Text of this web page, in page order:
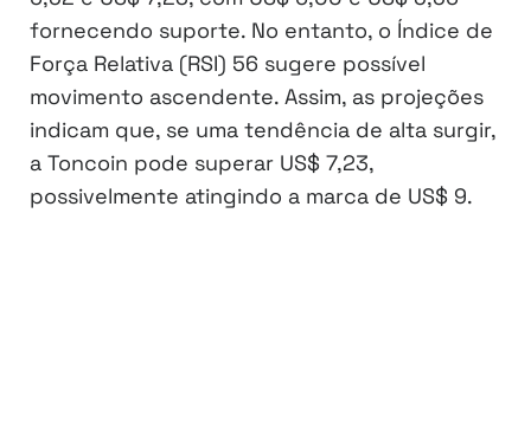
fornecendo suporte. No entanto, o Índice de
Força Relativa (RSI) 56 sugere possível
movimento ascendente. Assim, as projeções
indicam que, se uma tendência de alta surgir,
a Toncoin pode superar US$ 7,23,
possivelmente atingindo a marca de US$ 9.